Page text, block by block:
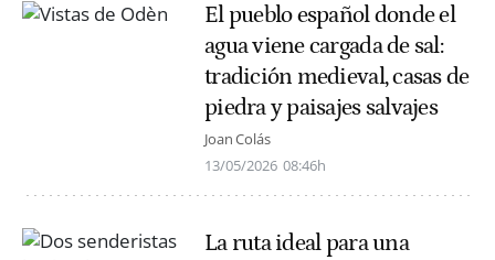
El pueblo español donde el
agua viene cargada de sal:
tradición medieval, casas de
piedra y paisajes salvajes
Joan Colás
13/05/2026 08:46h
La ruta ideal para una